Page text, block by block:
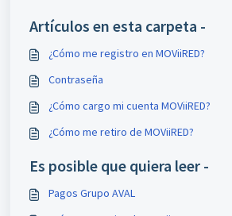
Artículos en esta carpeta -
¿Cómo me registro en MOViiRED?
Contraseña
¿Cómo cargo mi cuenta MOViiRED?
¿Cómo me retiro de MOViiRED?
Es posible que quiera leer -
Pagos Grupo AVAL